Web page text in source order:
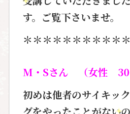
す。ご覧下さいませ。
＊＊＊＊＊＊＊＊＊＊
M・Sさん （女性 30
初めは他者のサイキッ